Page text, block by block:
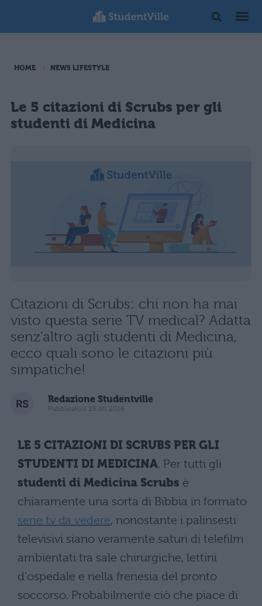
HOME NEWS LIFESTYLE
Le 5 citazioni di Scrubs per gli
studenti di Medicina
Citazioni di Scrubs: chi non ha mai
visto questa serie TV medical? Adatta
senz'altro agli studenti di Medicina,
ecco quali sono le citazioni più
simpatiche!
Redazione Studentville
Pubblicato il 25 ott 2016
LE 5 CITAZIONI DI SCRUBS PER GLI
STUDENTI DI MEDICINA. Per tutti gli
studenti di Medicina Scrubs è
chiaramente una sorta di Bibbia in formato
serie tv da vedere, nonostante i palinsesti
televisivi siano veramente saturi di telefilm
ambientati tra sale chirurgiche, lettini
d'ospedale e nella frenesia del pronto
soccorso. Probabilmente ciò che piace di